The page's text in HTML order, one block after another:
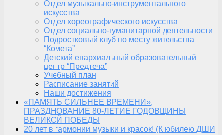
Отдел музыкально-инструментального
искусства
Отдел хореографического искусства
Отдел социально-гуманитарной деятельности
Подростковый клуб по месту жительства
“Комета”
Детский епархиальный образовательный
центр “Предтеча”
Учебный план
Расписание занятий
Наши достижения
«ПАМЯТЬ СИЛЬНЕЕ ВРЕМЕНИ»,
ПРАЗДНОВАНИЕ 80-ЛЕТИЕ ГОДОВЩИНЫ
ВЕЛИКОЙ ПОБЕДЫ
20 лет в гармонии музыки и красок! (К юбилею ДШИ